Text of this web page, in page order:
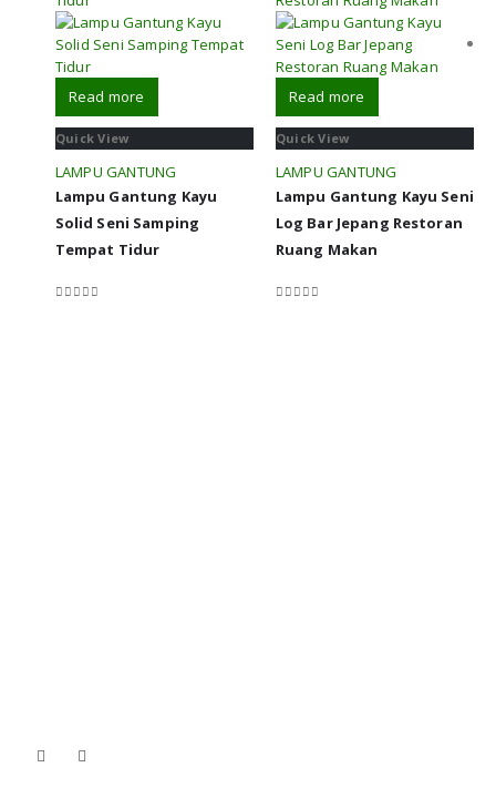
Read more
Quick View
LAMPU GANTUNG
Lampu Gantung Kayu
Solid Seni Samping
Tempat Tidur
Read more
Quick View
LAMPU GANTUNG
Lampu Gantung Kayu Seni
Log Bar Jepang Restoran
Ruang Makan